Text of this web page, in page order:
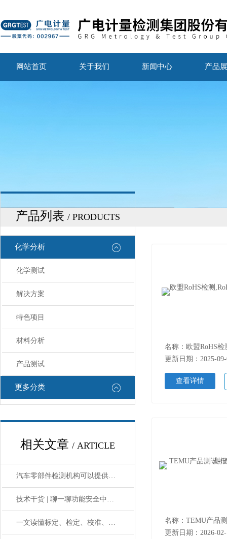
网站首页 关于我们 新闻中心 产品
产品列表 / PRODUCTS
化学分析
化学测试
解决方案
特色项目
材料分析
产品测试
更多分类
相关文章 / ARTICLE
汽车零部件检测机构可以提供哪些测试服务？
技术干货 | 聊一聊功能安全中的ASIL 等级
一文读懂标定、检定、校准、校验的区别
更新日期：2025-
查看详情
更新日期：2026-